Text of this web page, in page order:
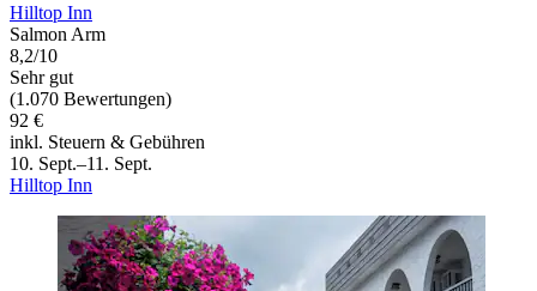
Hilltop Inn
Salmon Arm
8,2/10
Sehr gut
(1.070 Bewertungen)
92 €
inkl. Steuern & Gebühren
10. Sept.–11. Sept.
Hilltop Inn